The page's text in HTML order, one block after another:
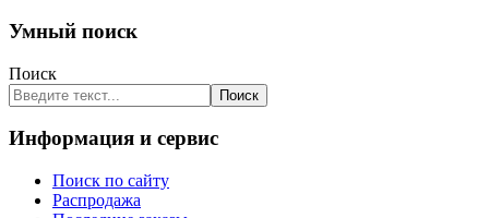
Умный поиск
Поиск
Поиск
Информация и сервис
Поиск по сайту
Распродажа